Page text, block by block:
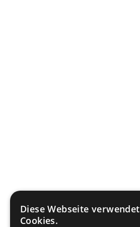
Diese Webseite verwendet
Cookies.